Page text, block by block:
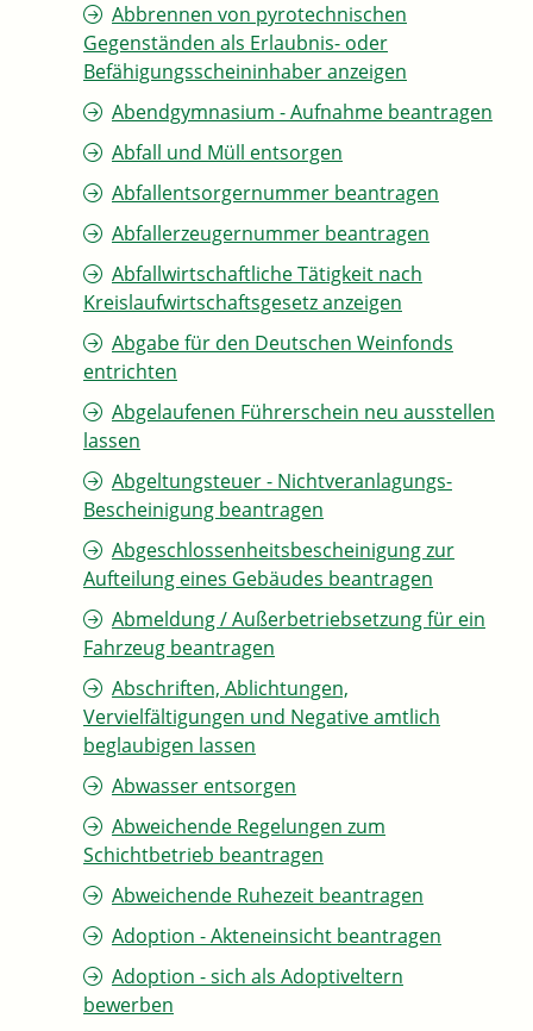
Abbrennen von pyrotechnischen
Gegenständen als Erlaubnis- oder
Befähigungsscheininhaber anzeigen
Abendgymnasium - Aufnahme beantragen
Abfall und Müll entsorgen
Abfallentsorgernummer beantragen
Abfallerzeugernummer beantragen
Abfallwirtschaftliche Tätigkeit nach
Kreislaufwirtschaftsgesetz anzeigen
Abgabe für den Deutschen Weinfonds
entrichten
Abgelaufenen Führerschein neu ausstellen
lassen
Abgeltungsteuer - Nichtveranlagungs-
Bescheinigung beantragen
Abgeschlossenheitsbescheinigung zur
Aufteilung eines Gebäudes beantragen
Abmeldung / Außerbetriebsetzung für ein
Fahrzeug beantragen
Abschriften, Ablichtungen,
Vervielfältigungen und Negative amtlich
beglaubigen lassen
Abwasser entsorgen
Abweichende Regelungen zum
Schichtbetrieb beantragen
Abweichende Ruhezeit beantragen
Adoption - Akteneinsicht beantragen
Adoption - sich als Adoptiveltern
bewerben